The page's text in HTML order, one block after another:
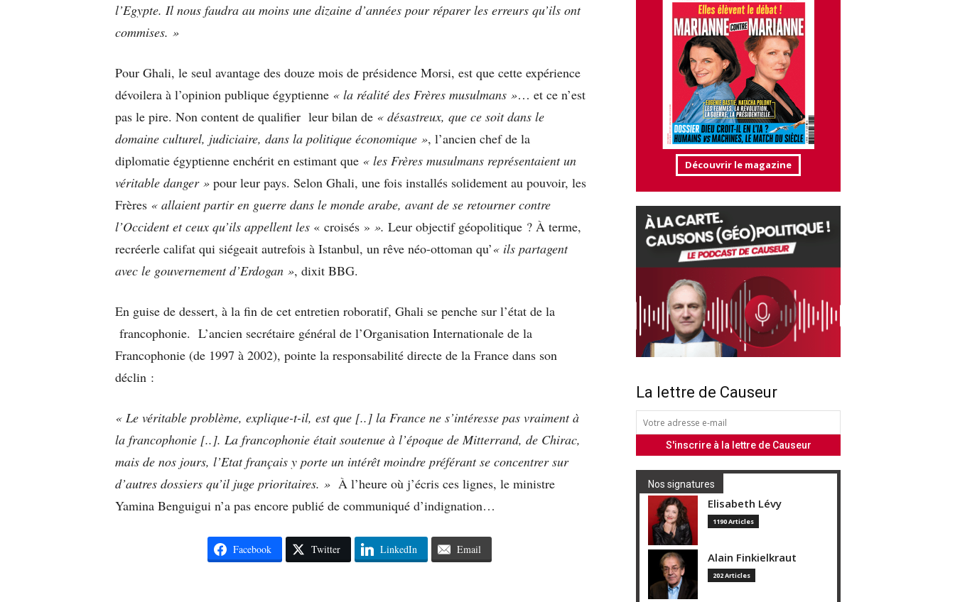
l’Egypte. Il nous faudra au moins une dizaine d’années pour réparer les erreurs qu’ils ont
commises. »
Pour Ghali, le seul avantage des douze mois de présidence Morsi, est que cette expérience
dévoilera à l’opinion publique égyptienne « la réalité des Frères musulmans »… et ce n’est
pas le pire. Non content de qualifier leur bilan de « désastreux, que ce soit dans le
domaine culturel, judiciaire, dans la politique économique », l’ancien chef de la
diplomatie égyptienne enchérit en estimant que « les Frères musulmans représentaient un
véritable danger » pour leur pays. Selon Ghali, une fois installés solidement au pouvoir, les
Frères « allaient partir en guerre dans le monde arabe, avant de se retourner contre
l’Occident et ceux qu’ils appellent les « croisés » ». Leur objectif géopolitique ? À terme,
recréerle califat qui siégeait autrefois à Istanbul, un rêve néo-ottoman qu’« ils partagent
avec le gouvernement d’Erdogan », dixit BBG.
En guise de dessert, à la fin de cet entretien roboratif, Ghali se penche sur l’état de la
francophonie. L’ancien secrétaire général de l’Organisation Internationale de la
Francophonie (de 1997 à 2002), pointe la responsabilité directe de la France dans son
déclin :
« Le véritable problème, explique-t-il, est que [..] la France ne s’intéresse pas vraiment à
la francophonie [..]. La francophonie était soutenue à l’époque de Mitterrand, de Chirac,
mais de nos jours, l’Etat français y porte un intérêt moindre préférant se concentrer sur
d’autres dossiers qu’il juge prioritaires. » À l’heure où j’écris ces lignes, le ministre
Yamina Benguigui n’a pas encore publié de communiqué d’indignation…
Facebook Twitter LinkedIn Email
Découvrir le magazine
La lettre de Causeur
Nos signatures
Elisabeth Lévy
1190 Articles
Alain Finkielkraut
202 Articles